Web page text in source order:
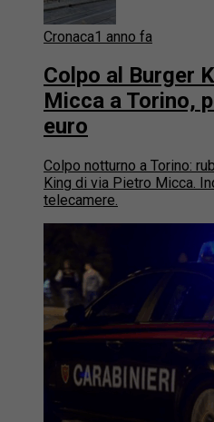
Cronaca1 anno fa
Colpo al Burger
Micca a Torino,
euro
Colpo notturno a Torino:
King di via Pietro Micca.
telecamere.